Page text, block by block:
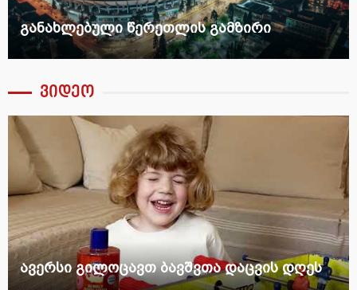
განახლებული წერეთლის გამზირი
ვიდეო
ავერსი გილოცავთ ბავშვთა დაცვის დღეს